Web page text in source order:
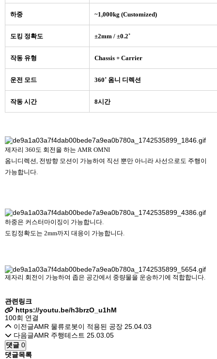
하중 ~1,000kg (Customized)
도킹 정확도 ±2mm / ±0.2˚
작동 유형 Chassis + Carrier
운전 모드 360˚ 옴니 디렉션
작동 시간 8시간
제자리 360도 회전을 하는 AMR OMNI
옴니디렉션, 전방향 모션이 가능하여 직선 뿐만 아니라 사선으로도 주행이
가능합니다.
하중은 커스터마이징이 가능합니다.
도킹정확도는 2mm까지 대응이 가능합니다.
제자리 회전이 가능하여 좁은 공간에서 중량물을 운송하기에 적합합니다.
관련링크
https://youtu.be/h3brzO_u1hM
100회 연결
이전글AMR 물류로봇이 적용된 공장 25.04.03
다음글AMR 주행테스트 25.03.05
댓글 0
댓글목록